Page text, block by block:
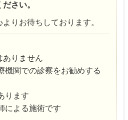
さい。
りお待ちしております。
ありません
機関での診察をお勧めする
ります
による施術です